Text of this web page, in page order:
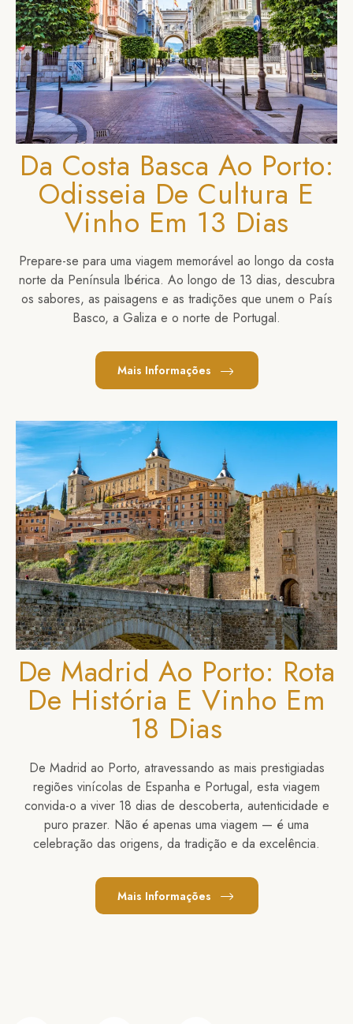
Da Costa Basca Ao Porto:
Odisseia De Cultura E
Vinho Em 13 Dias
Prepare-se para uma viagem memorável ao longo da costa
norte da Península Ibérica. Ao longo de 13 dias, descubra
os sabores, as paisagens e as tradições que unem o País
Basco, a Galiza e o norte de Portugal.
Mais Informações
De Madrid Ao Porto: Rota
De História E Vinho Em
18 Dias
De Madrid ao Porto, atravessando as mais prestigiadas
regiões vinícolas de Espanha e Portugal, esta viagem
convida-o a viver 18 dias de descoberta, autenticidade e
puro prazer. Não é apenas uma viagem — é uma
celebração das origens, da tradição e da excelência.
Mais Informações